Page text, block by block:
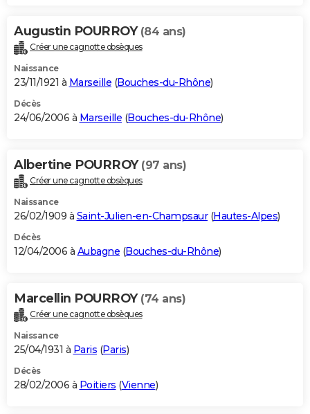
Augustin POURROY (84 ans)
Créer une cagnotte obsèques
Naissance
23/11/1921 à Marseille (Bouches-du-Rhône)
Décès
24/06/2006 à Marseille (Bouches-du-Rhône)
Albertine POURROY (97 ans)
Créer une cagnotte obsèques
Naissance
26/02/1909 à Saint-Julien-en-Champsaur(Hautes-Alpes)
Décès
12/04/2006 à Aubagne (Bouches-du-Rhône)
Marcellin POURROY (74 ans)
Créer une cagnotte obsèques
Naissance
25/04/1931 à Paris (Paris)
Décès
28/02/2006 à Poitiers (Vienne)